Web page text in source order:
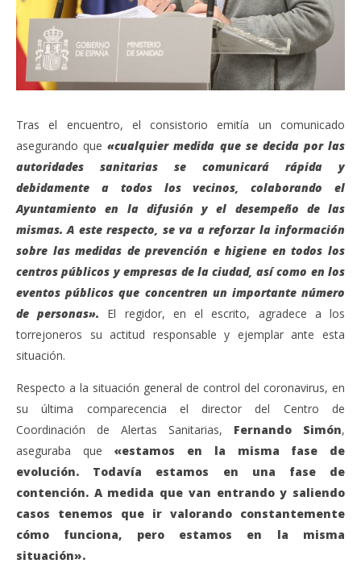
Tras el encuentro, el consistorio emitía un comunicado
asegurando que«cualquier medida que se decida por las
autoridades sanitarias se comunicará rápida y
debidamente a todos los vecinos, colaborando el
Ayuntamiento en la difusión y el desempeño de las
mismas. A este respecto, se va a reforzar la información
sobre las medidas de prevención e higiene en todos los
centros públicos y empresas de la ciudad, así como en los
eventos públicos que concentren un importante número
de personas». El regidor, en el escrito, agradece a los
torrejoneros su actitud responsable y ejemplar ante esta
situación.
Respecto a la situación general de control del coronavirus, en
su última comparecencia el director del Centro de
Coordinación de Alertas Sanitarias, Fernando Simón,
aseguraba que «estamos en la misma fase de
evolución. Todavía estamos en una fase de
contención. A medida que van entrando y saliendo
casos tenemos que ir valorando constantemente
cómo funciona, pero estamos en la misma
situación».